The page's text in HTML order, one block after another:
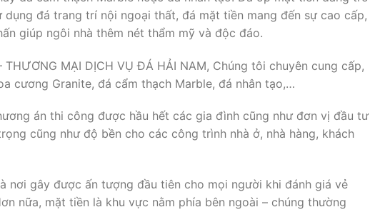
đá trang trí nội ngoại thất, đá mặt tiền mang đến sự cao cấp,
giúp ngôi nhà thêm nét thẩm mỹ và độc đáo.
THƯƠNG MẠI DỊCH VỤ ĐÁ HẢI NAM, Chúng tôi chuyên cung cấp,
cương Granite, đá cẩm thạch Marble, đá nhân tạo,…
án thi công được hầu hết các gia đình cũng như đơn vị đầu tư
cũng như độ bền cho các công trình nhà ở, nhà hàng, khách
nơi gây được ấn tượng đầu tiên cho mọi người khi đánh giá vẻ
nữa, mặt tiền là khu vực nằm phía bên ngoài – chúng thường